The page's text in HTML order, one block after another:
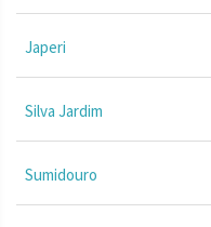
Japeri
Silva Jardim
Sumidouro